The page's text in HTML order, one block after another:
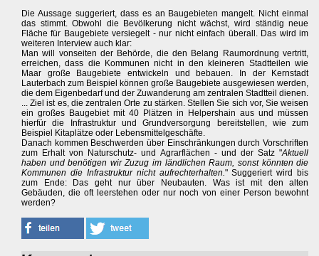
Die Aussage suggeriert, dass es an Baugebieten mangelt. Nicht einmal
das stimmt. Obwohl die Bevölkerung nicht wächst, wird ständig neue
Fläche für Baugebiete versiegelt - nur nicht einfach überall. Das wird im
weiteren Interview auch klar:
Man will vonseiten der Behörde, die den Belang Raumordnung vertritt,
erreichen, dass die Kommunen nicht in den kleineren Stadtteilen wie
Maar große Baugebiete entwickeln und bebauen. In der Kernstadt
Lauterbach zum Beispiel können große Baugebiete ausgewiesen werden,
die dem Eigenbedarf und der Zuwanderung am zentralen Stadtteil dienen.
... Ziel ist es, die zentralen Orte zu stärken. Stellen Sie sich vor, Sie weisen
ein großes Baugebiet mit 40 Plätzen in Helpershain aus und müssen
hierfür die Infrastruktur und Grundversorgung bereitstellen, wie zum
Beispiel Kitaplätze oder Lebensmittelgeschäfte.
Danach kommen Beschwerden über Einschränkungen durch Vorschriften
zum Erhalt von Naturschutz- und Agrarflächen - und der Satz "Aktuell
haben und benötigen wir Zuzug im ländlichen Raum, sonst könnten die
Kommunen die Infrastruktur nicht aufrechterhalten." Suggeriert wird bis
zum Ende: Das geht nur über Neubauten. Was ist mit den alten
Gebäuden, die oft leerstehen oder nur noch von einer Person bewohnt
werden?